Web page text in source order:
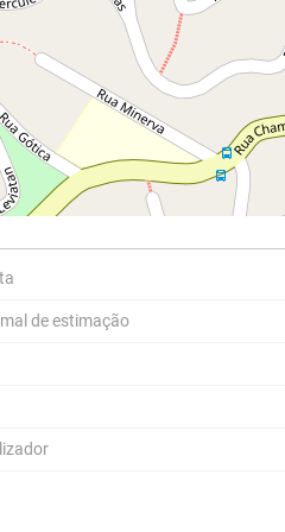
de estimação